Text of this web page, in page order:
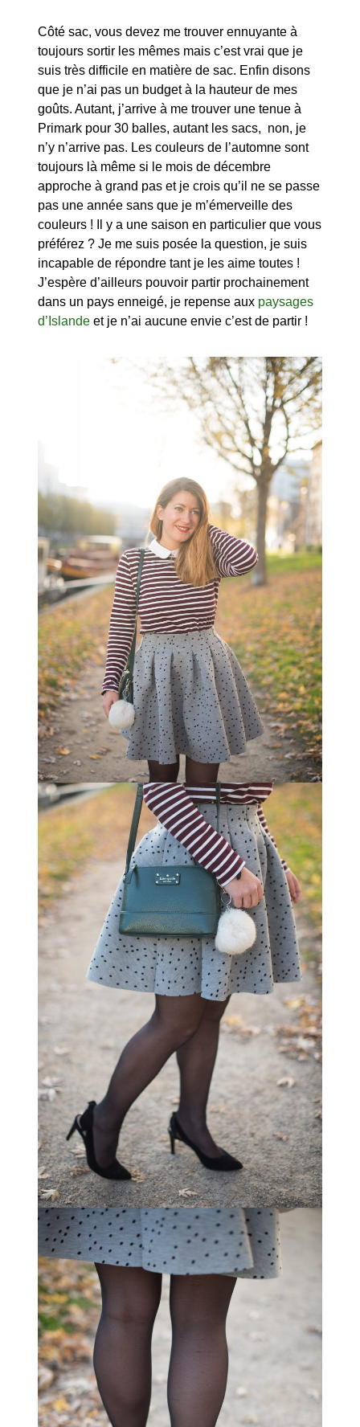
Côté sac, vous devez me trouver ennuyante à
toujours sortir les mêmes mais c’est vrai que je
suis très difficile en matière de sac. Enfin disons
que je n’ai pas un budget à la hauteur de mes
goûts. Autant, j’arrive à me trouver une tenue à
Primark pour 30 balles, autant les sacs, non, je
n’y n’arrive pas. Les couleurs de l’automne sont
toujours là même si le mois de décembre
approche à grand pas et je crois qu’il ne se passe
pas une année sans que je m’émerveille des
couleurs ! Il y a une saison en particulier que vous
préférez ? Je me suis posée la question, je suis
incapable de répondre tant je les aime toutes !
J’espère d’ailleurs pouvoir partir prochainement
dans un pays enneigé, je repense aux paysages
d’Islande et je n’ai aucune envie c’est de partir !